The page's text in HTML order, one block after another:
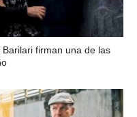
firman una de las